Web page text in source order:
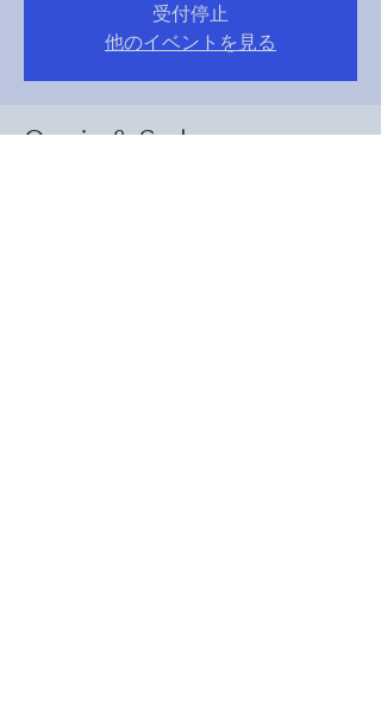
受付停止
他のイベントを見る
Orario & Sede